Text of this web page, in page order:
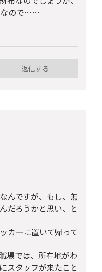
なので……
返信する
んですが、もし、無
だろうかと思い、と
カーに置いて帰って
場では、所在地がわ
スタッフが来たこと